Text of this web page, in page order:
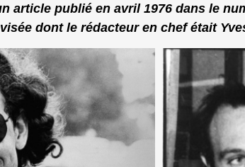
article publié en avril 1976 dans le
dont le rédacteur en chef était